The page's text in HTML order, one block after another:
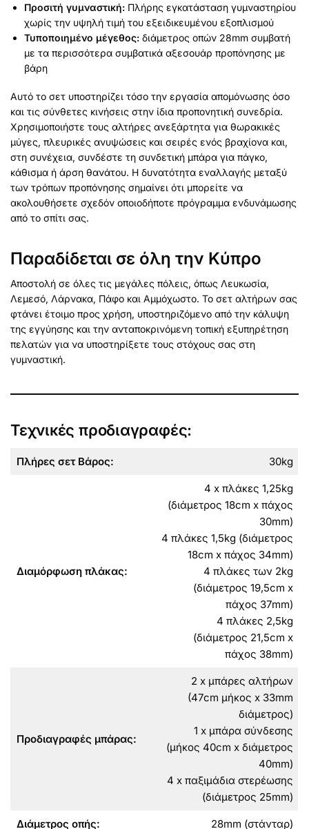
Προσιτή γυμναστική: Πλήρης εγκατάσταση γυμναστηρίου
χωρίς την υψηλή τιμή του εξειδικευμένου εξοπλισμού
Τυποποιημένο μέγεθος: διάμετρος οπών 28mm συμβατή
με τα περισσότερα συμβατικά αξεσουάρ προπόνησης με
βάρη
Αυτό το σετ υποστηρίζει τόσο την εργασία απομόνωσης όσο
και τις σύνθετες κινήσεις στην ίδια προπονητική συνεδρία.
Χρησιμοποιήστε τους αλτήρες ανεξάρτητα για θωρακικές
μύγες, πλευρικές ανυψώσεις και σειρές ενός βραχίονα και,
στη συνέχεια, συνδέστε τη συνδετική μπάρα για πάγκο,
κάθισμα ή άρση θανάτου. Η δυνατότητα εναλλαγής μεταξύ
των τρόπων προπόνησης σημαίνει ότι μπορείτε να
ακολουθήσετε σχεδόν οποιοδήποτε πρόγραμμα ενδυνάμωσης
από το σπίτι σας.
Παραδίδεται σε όλη την Κύπρο
Αποστολή σε όλες τις μεγάλες πόλεις, όπως Λευκωσία,
Λεμεσό, Λάρνακα, Πάφο και Αμμόχωστο. Το σετ αλτήρων σας
φτάνει έτοιμο προς χρήση, υποστηριζόμενο από την κάλυψη
της εγγύησης και την ανταποκρινόμενη τοπική εξυπηρέτηση
πελατών για να υποστηρίξετε τους στόχους σας στη
γυμναστική.
Τεχνικές προδιαγραφές:
Πλήρες σετ Βάρος: 30kg
Διαμόρφωση πλάκας:
4 x πλάκες 1,25kg
(διάμετρος 18cm x πάχος
30mm)
4 πλάκες 1,5kg (διάμετρος
18cm x πάχος 34mm)
4 πλάκες των 2kg
(διάμετρος 19,5cm x
πάχος 37mm)
4 πλάκες 2,5kg
(διάμετρος 21,5cm x
πάχος 38mm)
Προδιαγραφές μπάρας:
2 x μπάρες αλτήρων
(47cm μήκος x 33mm
διάμετρος)
1 x μπάρα σύνδεσης
(μήκος 40cm x διάμετρος
40mm)
4 x παξιμάδια στερέωσης
(διάμετρος 25mm)
Διάμετρος οπής: 28mm (στάνταρ)